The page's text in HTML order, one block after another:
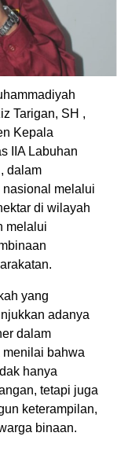
Tarigan, SH ,
Kepala
IIA Labuhan
dalam
nasional melalui
di wilayah
melalui
yang
adanya
dalam
menilai bahwa
hanya
tetapi juga
keterampilan,
binaan.